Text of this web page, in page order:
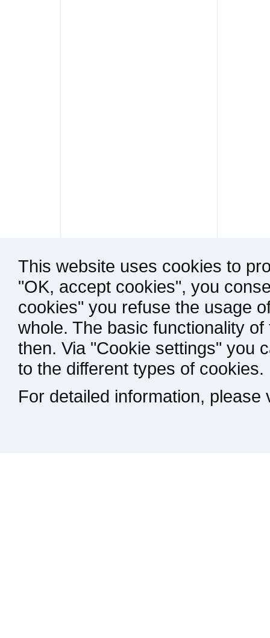
This website uses cookies to
"OK, accept cookies", you
cookies" you refuse the usage
whole. The basic functionality
then. Via "Cookie settings" you
to the different types of cookies.
For detailed information,